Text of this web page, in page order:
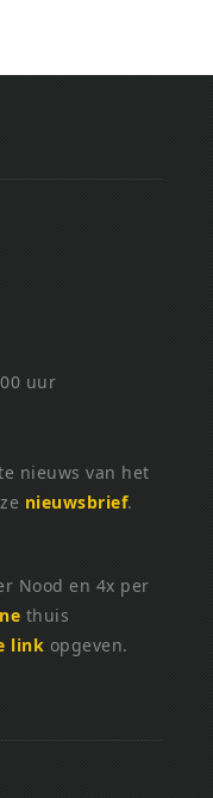
uur
nieuws van het
nieuwsbrief.
Nood en 4x per
thuis
link opgeven.